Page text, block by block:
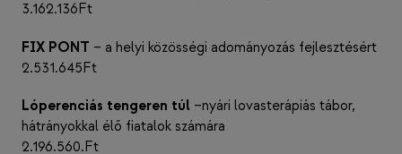
3.162.136Ft
FIX PONT – a helyi közösségi adományozás fejlesztésért
2.531.645Ft
Lóperenciás tengeren túl –nyári lovasterápiás tábor,
hátrányokkal élő fiatalok számára
2.196.560.Ft